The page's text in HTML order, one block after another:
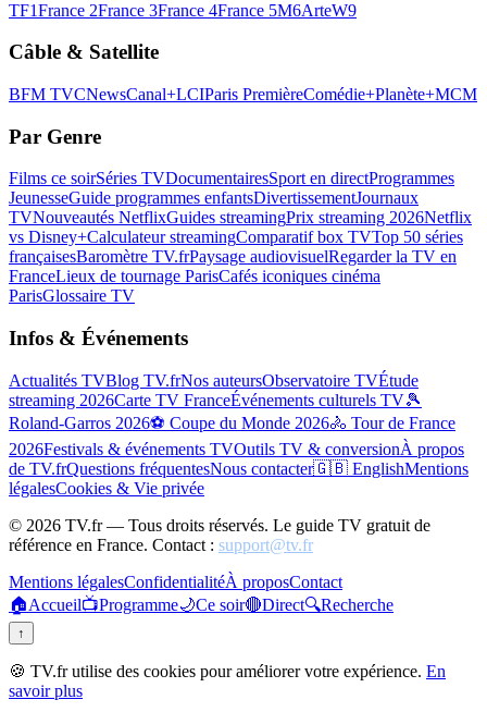
TF1France 2France 3France 4France 5M6ArteW9
Câble & Satellite
BFM TVCNewsCanal+LCIParis PremièreComédie+Planète+MCM
Par Genre
Films ce soirSéries TVDocumentairesSport en directProgrammes
JeunesseGuide programmes enfantsDivertissementJournaux
TVNouveautés NetflixGuides streamingPrix streaming 2026Netflix
vs Disney+Calculateur streamingComparatif box TVTop 50 séries
françaisesBaromètre TV.frPaysage audiovisuelRegarder la TV en
FranceLieux de tournage ParisCafés iconiques cinéma
ParisGlossaire TV
Infos & Événements
Actualités TVBlog TV.frNos auteursObservatoire TVÉtude
streaming 2026Carte TV FranceÉvénements culturels TV🎾
Roland-Garros 2026⚽ Coupe du Monde 2026🚴 Tour de France
2026Festivals & événements TVOutils TV & conversionÀ propos
de TV.frQuestions fréquentesNous contacter🇬🇧 EnglishMentions
légalesCookies & Vie privée
© 2026 TV.fr — Tous droits réservés. Le guide TV gratuit de
référence en France. Contact : support@tv.fr
Mentions légalesConfidentialitéÀ proposContact
🏠Accueil📺Programme🌙Ce soir🔴Direct🔍Recherche
↑
🍪 TV.fr utilise des cookies pour améliorer votre expérience. En
savoir plus